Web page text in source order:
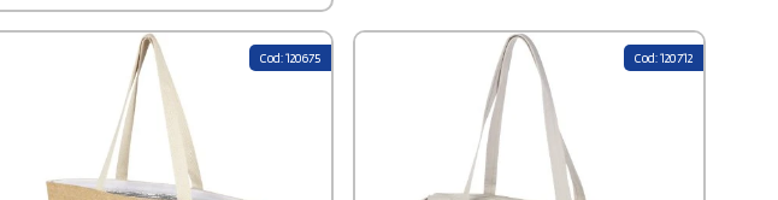
Fabriqué en 600D Polyester recyclé, ce sac
est une excellente alternative écologique
aux sacs en plastique. Avec ses dimensions
de 45 x 33 x 13 cm, il offre amplement
d'espace tout en préservant
l'environnement. Issu de la marque Bullet, il
allie praticité et engagement écologique.
une fonction innovante permettant aux
utilisateurs de retracer l'origine et le
parcours de leur article grâce à un code QR.
Fabriqué à partir de 70% de coton recyclé et
30% de polyester recyclé ce sac offre une
option écologique et durable pour vos
déplacements.
Cod: 120675 Cod: 120712